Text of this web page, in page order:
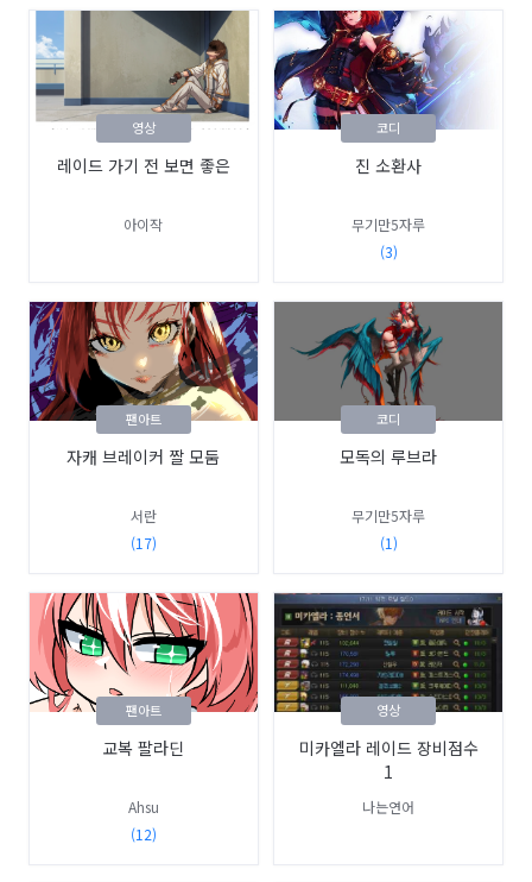
레이드 가기 전 보면 좋은
아이작
영상
진 소환사
무기만5자루
(3)
코디
자캐 브레이커 짤 모둠
서란
(17)
팬아트
모독의 루브라
무기만5자루
(1)
코디
교복 팔라딘
Ahsu
(12)
팬아트
미카엘라 레이드 장비점수
1
나는연어
영상